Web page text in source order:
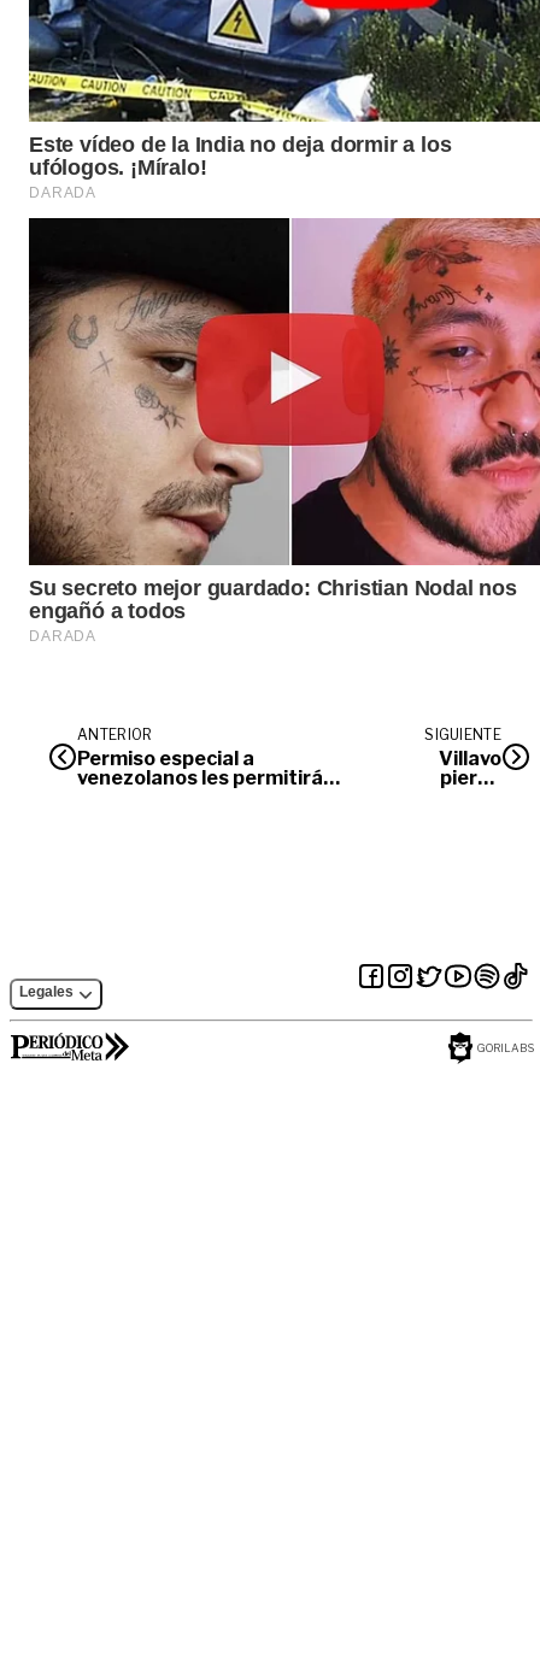
ANTERIOR
Permiso especial a
venezolanos les permitirá
SIGUIENTE
Villavo
pierde
Legales
GORILABS